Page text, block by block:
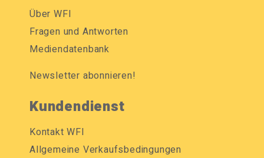
Über WFI
Fragen und Antworten
Mediendatenbank
Newsletter abonnieren!
Kundendienst
Kontakt WFI
Allgemeine Verkaufsbedingungen